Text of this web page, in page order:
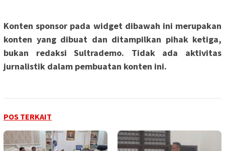
Konten sponsor pada widget dibawah ini merupakan
konten yang dibuat dan ditampilkan pihak ketiga,
bukan redaksi Sultrademo. Tidak ada aktivitas
jurnalistik dalam pembuatan konten ini.
POS TERKAIT